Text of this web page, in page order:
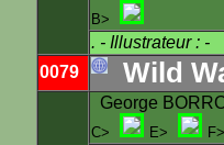
B>
. - Illustrateur : -
0079
Wild
George
C> E> F>